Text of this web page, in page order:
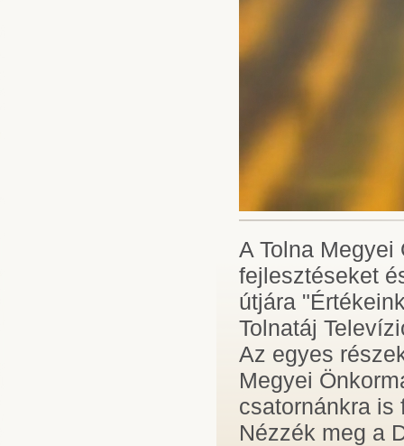
A Tolna
fejlesztéseket
útjára
Tolnatáj
Az egyes
Megyei
csatornánkra is
Nézzék meg a